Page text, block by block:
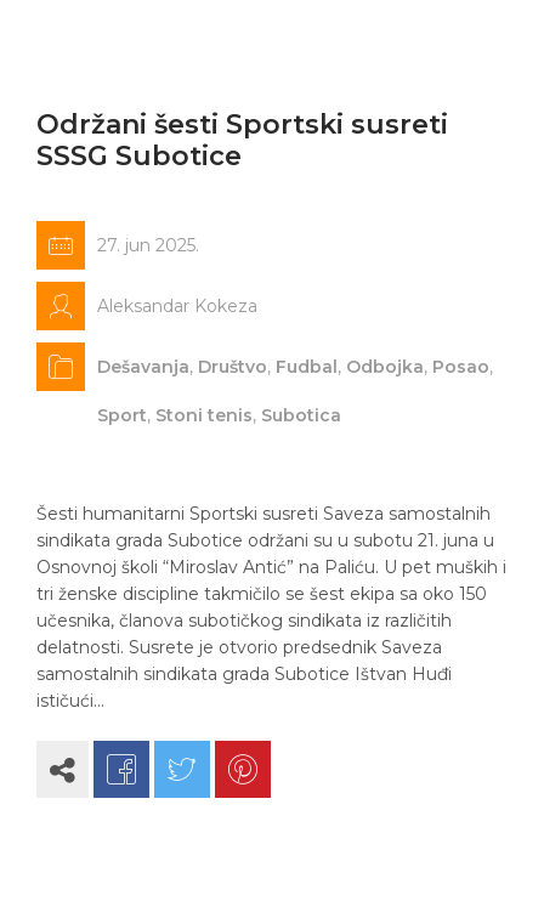
Održani šesti Sportski susreti
SSSG Subotice
27. jun 2025.
Aleksandar Kokeza
Dešavanja, Društvo, Fudbal, Odbojka, Posao,
Sport, Stoni tenis, Subotica
Šesti humanitarni Sportski susreti Saveza samostalnih
sindikata grada Subotice održani su u subotu 21. juna u
Osnovnoj školi “Miroslav Antić” na Paliću. U pet muških i
tri ženske discipline takmičilo se šest ekipa sa oko 150
učesnika, članova subotičkog sindikata iz različitih
delatnosti. Susrete je otvorio predsednik Saveza
samostalnih sindikata grada Subotice Ištvan Huđi
ističući…